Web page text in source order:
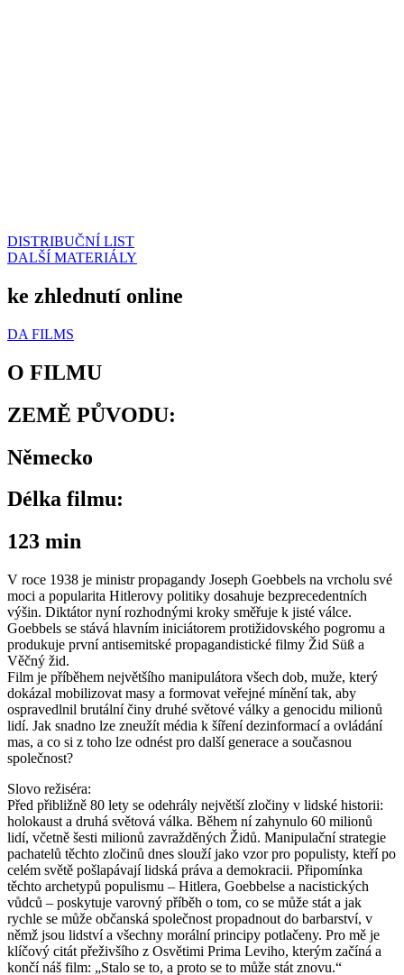
DISTRIBUČNÍ LIST
DALŠÍ MATERIÁLY
ke zhlednutí online
DA FILMS
O FILMU
ZEMĚ PŮVODU:
Německo
Délka filmu:
123 min
V roce 1938 je ministr propagandy Joseph Goebbels na vrcholu své
moci a popularita Hitlerovy politiky dosahuje bezprecedentních
výšin. Diktátor nyní rozhodnými kroky směřuje k jisté válce.
Goebbels se stává hlavním iniciátorem protižidovského pogromu a
produkuje první antisemitské propagandistické filmy Žid Süß a
Věčný žid.
Film je příběhem největšího manipulátora všech dob, muže, který
dokázal mobilizovat masy a formovat veřejné mínění tak, aby
ospravedlnil brutální činy druhé světové války a genocidu milionů
lidí. Jak snadno lze zneužít média k šíření dezinformací a ovládání
mas, a co si z toho lze odnést pro další generace a současnou
společnost?
Slovo režiséra:
Před přibližně 80 lety se odehrály největší zločiny v lidské historii:
holokaust a druhá světová válka. Během ní zahynulo 60 milionů
lidí, včetně šesti milionů zavražděných Židů. Manipulační strategie
pachatelů těchto zločinů dnes slouží jako vzor pro populisty, kteří po
celém světě pošlapávají lidská práva a demokracii. Připomínka
těchto archetypů populismu – Hitlera, Goebbelse a nacistických
vůdců – poskytuje varovný příběh o tom, co se může stát a jak
rychle se může občanská společnost propadnout do barbarství, v
němž jsou lidství a všechny morální principy potlačeny. Pro mě je
klíčový citát přeživšího z Osvětimi Prima Leviho, kterým začíná a
končí náš film: „Stalo se to, a proto se to může stát znovu.“